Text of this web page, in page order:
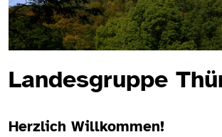
Landesgruppe
Herzlich Willkommen!